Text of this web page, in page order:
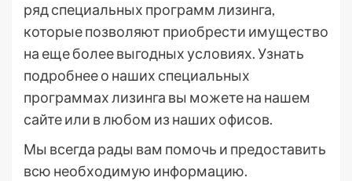
ряд специальных программ лизинга,
которые позволяют приобрести имущество
на еще более выгодных условиях. Узнать
подробнее о наших специальных
программах лизинга вы можете на нашем
сайте или в любом из наших офисов.
Мы всегда рады вам помочь и предоставить
всю необходимую информацию.